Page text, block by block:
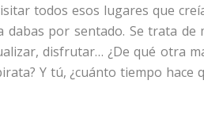
todos esos lugares que
dabas por sentado. Se trata
disfrutar… ¿De qué otra
Y tú, ¿cuánto tiempo hace